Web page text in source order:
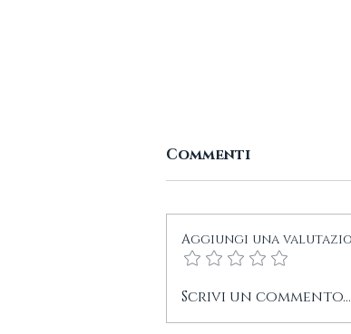
Cimitero
Commenti
Aggiungi una
Scrivi un commento...